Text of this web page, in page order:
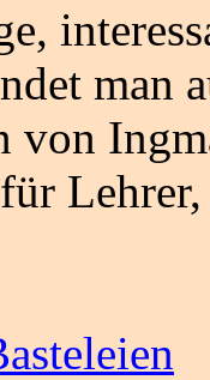
man
von